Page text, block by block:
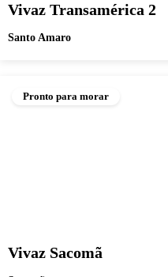
Vivaz Transamérica 2
Santo Amaro
Pronto para morar
Vivaz Sacomã